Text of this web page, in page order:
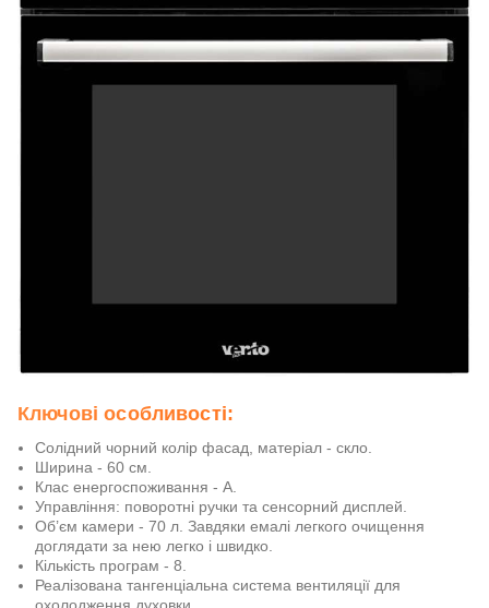
Ключові особливості:
Солідний чорний колір фасад, матеріал - скло.
Ширина - 60 см.
Клас енергоспоживання - А.
Управління: поворотні ручки та сенсорний дисплей.
Об’єм камери - 70 л. Завдяки емалі легкого очищення
доглядати за нею легко і швидко.
Кількість програм - 8.
Реалізована тангенціальна система вентиляції для
охолодження духовки.